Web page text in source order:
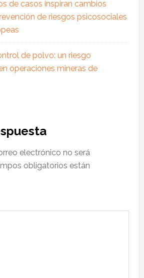
de casos inspiran cambios
de riesgos psicosociales
de polvo: un riesgo
operaciones mineras de
electrónico no será
obligatorios están